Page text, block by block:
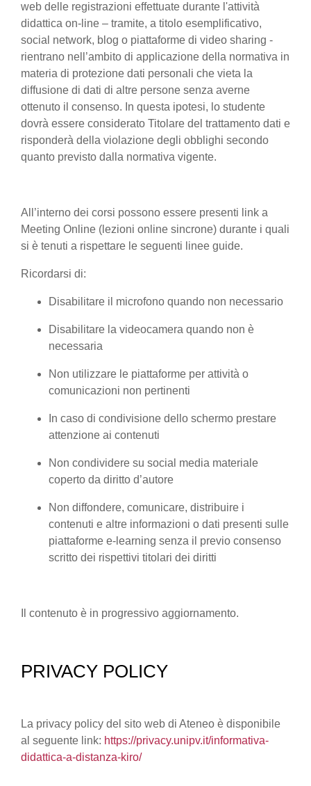
web delle registrazioni effettuate durante l'attività
didattica on-line – tramite, a titolo esemplificativo,
social network, blog o piattaforme di video sharing -
rientrano nell’ambito di applicazione della normativa in
materia di protezione dati personali che vieta la
diffusione di dati di altre persone senza averne
ottenuto il consenso. In questa ipotesi, lo studente
dovrà essere considerato Titolare del trattamento dati e
risponderà della violazione degli obblighi secondo
quanto previsto dalla normativa vigente.
All’interno dei corsi possono essere presenti link a
Meeting Online (lezioni online sincrone) durante i quali
si è tenuti a rispettare le seguenti linee guide.
Ricordarsi di:
Disabilitare il microfono quando non necessario
Disabilitare la videocamera quando non è
necessaria
Non utilizzare le piattaforme per attività o
comunicazioni non pertinenti
In caso di condivisione dello schermo prestare
attenzione ai contenuti
Non condividere su social media materiale
coperto da diritto d’autore
Non diffondere, comunicare, distribuire i
contenuti e altre informazioni o dati presenti sulle
piattaforme e-learning senza il previo consenso
scritto dei rispettivi titolari dei diritti
Il contenuto è in progressivo aggiornamento.
PRIVACY POLICY
La privacy policy del sito web di Ateneo è disponibile
al seguente link: https://privacy.unipv.it/informativa-
didattica-a-distanza-kiro/